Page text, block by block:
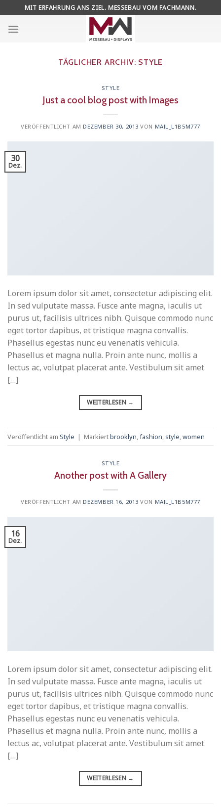
to
content
MIT ERFAHRUNG ANS ZIEL. MESSEBAU VOM FACHMANN.
TÄGLICHER ARCHIV: STYLE
STYLE
Just a cool blog post with Images
VERÖFFENTLICHT AM DEZEMBER 30, 2013 VON MAIL_L1B5M777
30
Dez.
Lorem ipsum dolor sit amet, consectetur adipiscing elit.
In sed vulputate massa. Fusce ante magna, iaculis ut
purus ut, facilisis ultrices nibh. Quisque commodo nunc
eget tortor dapibus, et tristique magna convallis.
Phasellus egestas nunc eu venenatis vehicula.
Phasellus et magna nulla. Proin ante nunc, mollis a
lectus ac, volutpat placerat ante. Vestibulum sit amet
[…]
WEITERLESEN →
Veröffentlicht am Style | Markiertbrooklyn,fashion, style,women
STYLE
Another post with A Gallery
VERÖFFENTLICHT AM DEZEMBER 16, 2013 VON MAIL_L1B5M777
16
Dez.
Lorem ipsum dolor sit amet, consectetur adipiscing elit.
In sed vulputate massa. Fusce ante magna, iaculis ut
purus ut, facilisis ultrices nibh. Quisque commodo nunc
eget tortor dapibus, et tristique magna convallis.
Phasellus egestas nunc eu venenatis vehicula.
Phasellus et magna nulla. Proin ante nunc, mollis a
lectus ac, volutpat placerat ante. Vestibulum sit amet
[…]
WEITERLESEN →